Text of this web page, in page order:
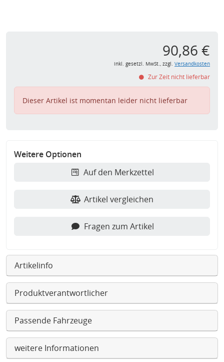
90,86 €
inkl. gesetzl. MwSt., zzgl. Versandkosten
Zur Zeit nicht lieferbar
Dieser Artikel ist momentan leider nicht lieferbar
Weitere Optionen
Auf den Merkzettel
Artikel vergleichen
Fragen zum Artikel
Artikelinfo
Produktverantwortlicher
Passende Fahrzeuge
weitere Informationen